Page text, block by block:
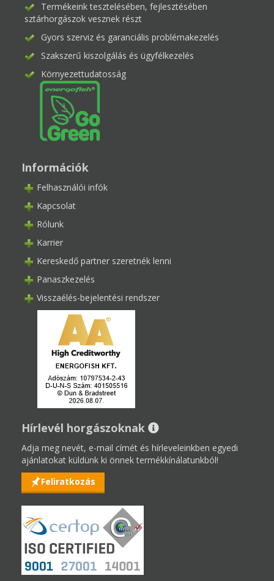
Termékeink tesztelésében, fejlesztésében
sztárhorgászok vesznek részt
Gyors szerviz és garanciális problémakezelés
Szakszerű kiszolgálás és ügyfélkezelés
Környezettudatosság
Információk
Felhasználói infók
Kapcsolat
Rólunk
Karrier
Kereskedő partner szeretnék lenni
Panaszkezelés
Visszaélés-bejelentési rendszer
Hírlevél horgászoknak
Adja meg nevét, e-mail címét és hírleveleinkben egyedi
ajánlatokat küldünk ki önnek termékkínálatunkból!
Feliratkozás